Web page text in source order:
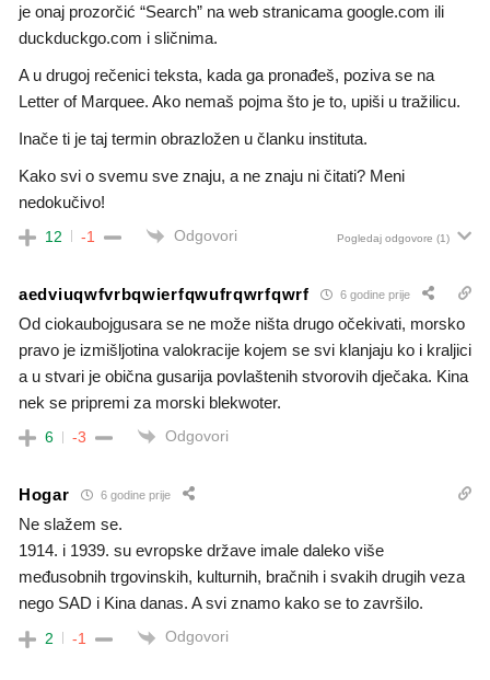
je onaj prozorčić “Search” na web stranicama google.com ili
duckduckgo.com i sličnima.
A u drugoj rečenici teksta, kada ga pronađeš, poziva se na
Letter of Marquee. Ako nemaš pojma što je to, upiši u tražilicu.
Inače ti je taj termin obrazložen u članku instituta.
Kako svi o svemu sve znaju, a ne znaju ni čitati? Meni
nedokučivo!
12 -1 Odgovori Pogledaj odgovore (1)
aedviuqwfvrbqwierfqwufrqwrfqwrf 6 godine prije
Od ciokaubojgusara se ne može ništa drugo očekivati, morsko
pravo je izmišljotina valokracije kojem se svi klanjaju ko i kraljici
a u stvari je obična gusarija povlaštenih stvorovih dječaka. Kina
nek se pripremi za morski blekwoter.
6 -3 Odgovori
Hogar 6 godine prije
Ne slažem se.
1914. i 1939. su evropske države imale daleko više
međusobnih trgovinskih, kulturnih, bračnih i svakih drugih veza
nego SAD i Kina danas. A svi znamo kako se to završilo.
2 -1 Odgovori